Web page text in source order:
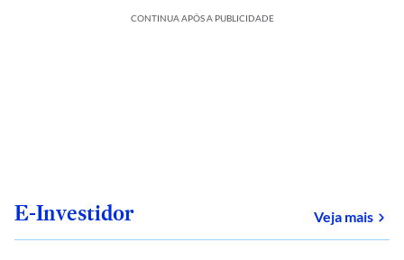
CONTINUA APÓS A PUBLICIDADE
E-Investidor Veja mais